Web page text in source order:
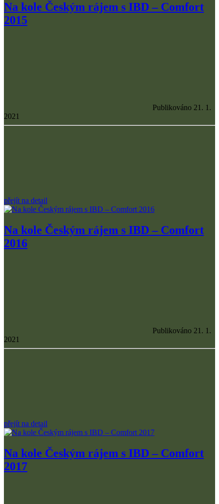
Na kole Českým rájem s IBD – Comfort
2015
Publikováno 21. 1.
2021
přejít na detail
Na kole Českým rájem s IBD – Comfort
2016
Publikováno 21. 1.
2021
přejít na detail
Na kole Českým rájem s IBD – Comfort
2017